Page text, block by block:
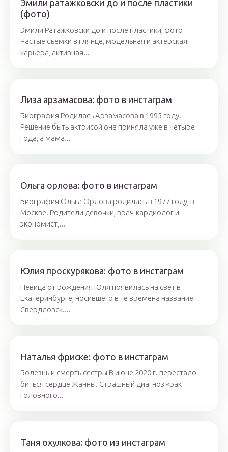
Эмили ратажковски до и после пластики
(фото)
Эмили Ратажковски до и после пластики, фото
Частые съемки в глянце, модельная и актерская
карьера, активная...
Лиза арзамасова: фото в инстаграм
Биография Родилась Арзамасова в 1995 году.
Решение быть актрисой она приняла уже в четыре
года, а мама...
Ольга орлова: фото в инстаграм
Биография Ольга Орлова родилась в 1977 году, в
Москве. Родители девочки, врач-кардиолог и
экономист,...
Юлия проскурякова: фото в инстаграм
Певица от рождения Юля появилась на свет в
Екатеринбурге, носившего в те времена название
Свердловск....
Наталья фриске: фото в инстаграм
Болезнь и смерть сестры В июне 2020 г. перестало
биться сердце Жанны. Страшный диагноз «рак
головного...
Таня охулкова: фото из инстаграм